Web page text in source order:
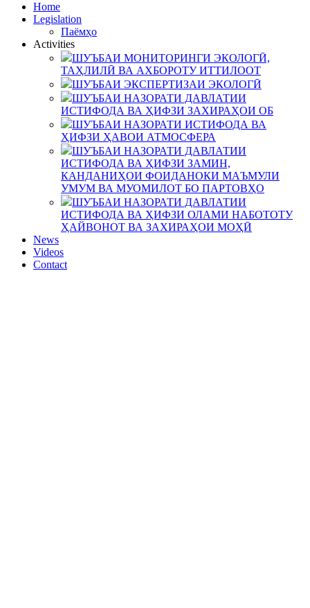
Home
Legislation
Паёмҳо
Activities
ШУЪБАИ МОНИТОРИНГИ ЭКОЛОГӢ,
ТАҲЛИЛӢ ВА АХБОРОТУ ИТТИЛООТ
ШУЪБАИ ЭКСПЕРТИЗАИ ЭКОЛОГӢ
ШУЪБАИ НАЗОРАТИ ДАВЛАТИИ
ИСТИФОДА ВА ҲИФЗИ ЗАХИРАҲОИ ОБ
ШУЪБАИ НАЗОРАТИ ИСТИФОДА ВА
ҲИФЗИ ҲАВОИ АТМОСФЕРА
ШУЪБАИ НАЗОРАТИ ДАВЛАТИИ
ИСТИФОДА ВА ҲИФЗИ ЗАМИН,
КАНДАНИҲОИ ФОИДАНОКИ МАЪМУЛИ
УМУМ ВА МУОМИЛОТ БО ПАРТОВҲО
ШУЪБАИ НАЗОРАТИ ДАВЛАТИИ
ИСТИФОДА ВА ҲИФЗИ ОЛАМИ НАБОТОТУ
ҲАЙВОНОТ ВА ЗАХИРАҲОИ МОҲӢ
News
Videos
Contact